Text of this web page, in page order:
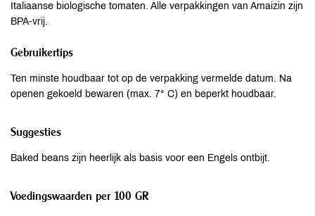
Italiaanse biologische tomaten. Alle verpakkingen van Amaizin zijn
BPA-vrij.
Gebruikertips
Ten minste houdbaar tot op de verpakking vermelde datum. Na
openen gekoeld bewaren (max. 7° C) en beperkt houdbaar.
Suggesties
Baked beans zijn heerlijk als basis voor een Engels ontbijt.
Voedingswaarden per 100 GR